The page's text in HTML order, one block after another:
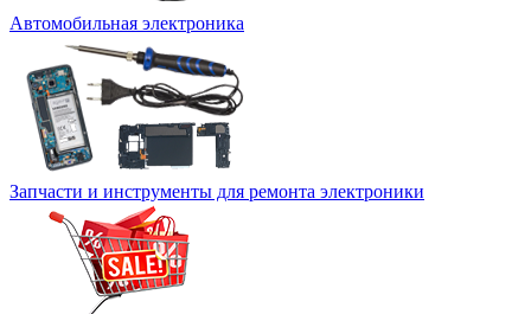
Автомобильная электроника
Запчасти и инструменты для ремонта электроники